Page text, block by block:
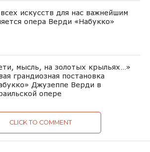
искусств для нас важнейшим
опера Верди «Набукко»
мысль, на золотых крыльях…»
грандиозная постановка
Джузеппе Верди в
опере
CLICK TO COMMENT